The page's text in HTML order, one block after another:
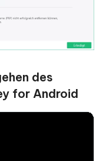
des
for Android